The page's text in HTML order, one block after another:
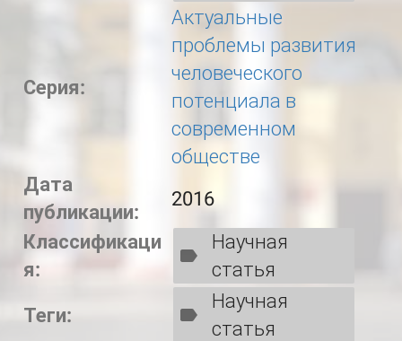
Серия:
Актуальные
проблемы развития
человеческого
потенциала в
современном
обществе
Дата
публикации:
2016
Классификаци
я:
Научная
статья
Теги:
Научная
статья